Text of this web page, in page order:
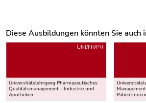
Diese Ausbildungen könnten Sie auch
Uber weitere Ausbildungsvorschläge
Universitätslehrgang Pharmazeutisches
Qualitätsmanagement - Industrie und
Apotheken
UNI/FH/PH